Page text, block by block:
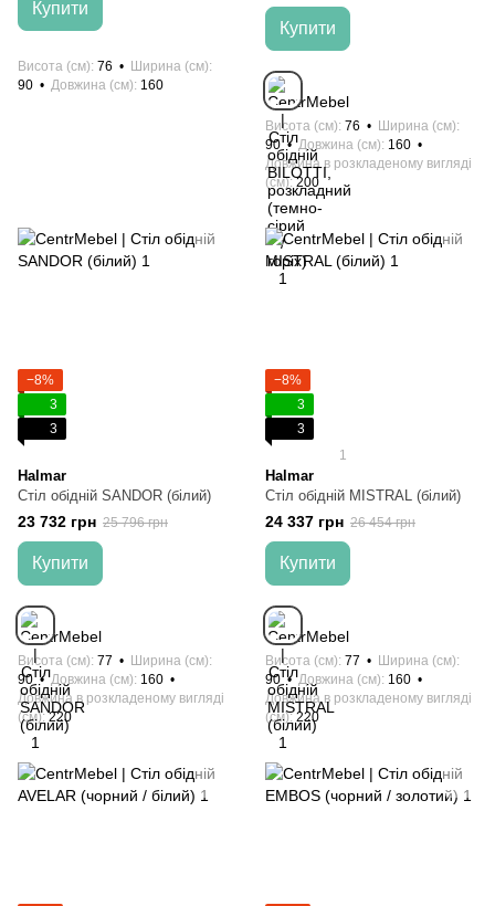
Купити
Висота (см) 76
Ширина (см)
90
Довжина (см) 160
Купити
Висота (см) 76
Ширина (см)
90
Довжина (см) 160
Довжина в розкладеному вигляді
(см) 200
−8%
3
3
Halmar
Стіл обідній SANDOR (білий)
23 732 грн 25 796 грн
Купити
Висота (см) 77
Ширина (см)
90
Довжина (см) 160
Довжина в розкладеному вигляді
(см) 220
−8%
3
3
1
Halmar
Стіл обідній MISTRAL (білий)
24 337 грн 26 454 грн
Купити
Висота (см) 77
Ширина (см)
90
Довжина (см) 160
Довжина в розкладеному вигляді
(см) 220